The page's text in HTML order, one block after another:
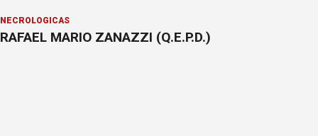
NECROLÓGICAS
RAFAEL MARIO ZANAZZI (Q.E.P.D.)